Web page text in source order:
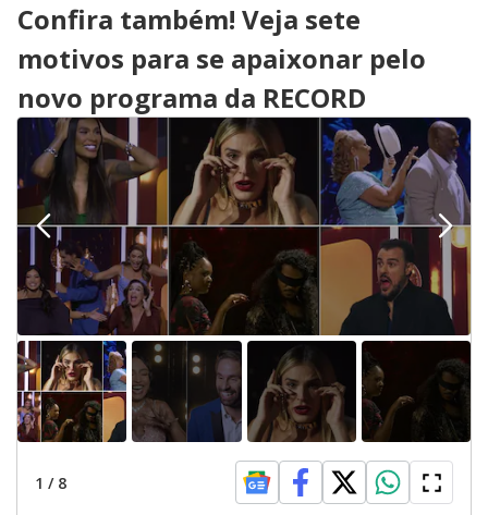
Confira também! Veja sete
motivos para se apaixonar pelo
novo programa da RECORD
1 / 8